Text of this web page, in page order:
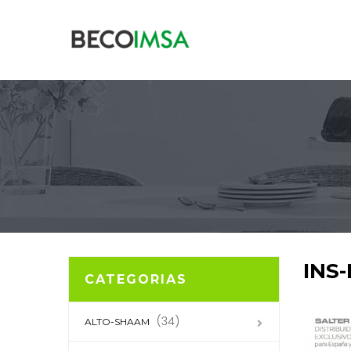
CATEGORIAS
ALTO-SHAAM (34)